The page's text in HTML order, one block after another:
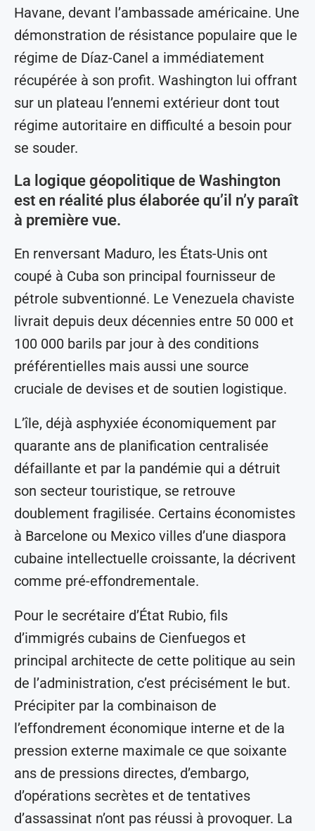
Havane, devant l’ambassade américaine. Une
démonstration de résistance populaire que le
régime de Díaz-Canel a immédiatement
récupérée à son profit. Washington lui offrant
sur un plateau l’ennemi extérieur dont tout
régime autoritaire en difficulté a besoin pour
se souder.
La logique géopolitique de Washington
est en réalité plus élaborée qu’il n’y paraît
à première vue.
En renversant Maduro, les États-Unis ont
coupé à Cuba son principal fournisseur de
pétrole subventionné. Le Venezuela chaviste
livrait depuis deux décennies entre 50 000 et
100 000 barils par jour à des conditions
préférentielles mais aussi une source
cruciale de devises et de soutien logistique.
L’île, déjà asphyxiée économiquement par
quarante ans de planification centralisée
défaillante et par la pandémie qui a détruit
son secteur touristique, se retrouve
doublement fragilisée. Certains économistes
à Barcelone ou Mexico villes d’une diaspora
cubaine intellectuelle croissante, la décrivent
comme pré-effondrementale.
Pour le secrétaire d’État Rubio, fils
d’immigrés cubains de Cienfuegos et
principal architecte de cette politique au sein
de l’administration, c’est précisément le but.
Précipiter par la combinaison de
l’effondrement économique interne et de la
pression externe maximale ce que soixante
ans de pressions directes, d’embargo,
d’opérations secrètes et de tentatives
d’assassinat n’ont pas réussi à provoquer. La